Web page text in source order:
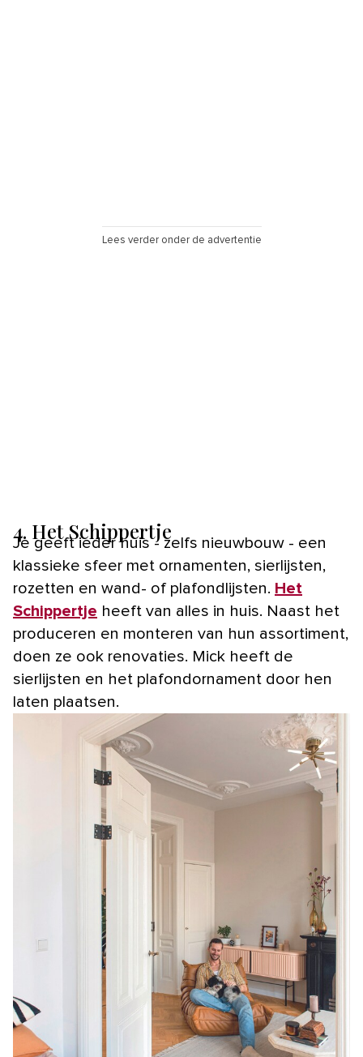
Lees verder onder de advertentie
4. Het Schippertje
Je geeft ieder huis - zelfs nieuwbouw - een
klassieke sfeer met ornamenten, sierlijsten,
rozetten en wand- of plafondlijsten. Het
Schippertje heeft van alles in huis. Naast het
produceren en monteren van hun assortiment,
doen ze ook renovaties. Mick heeft de
sierlijsten en het plafondornament door hen
laten plaatsen.